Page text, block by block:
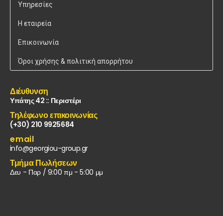
Υπηρεσίες
Η εταιρεία
Επικοινωνία
Όροι χρήσης & πολιτική απορρήτου
Διέυθυνση
Υπάτης 42 :: Περιστέρι
Τηλέφωνο επικοινωνίας
(+30) 210 9925684
email
info@georgiou-group.gr
Τμήμα Πωλήσεων
Δευ - Παρ / 9:00 πμ - 5:00 μμ